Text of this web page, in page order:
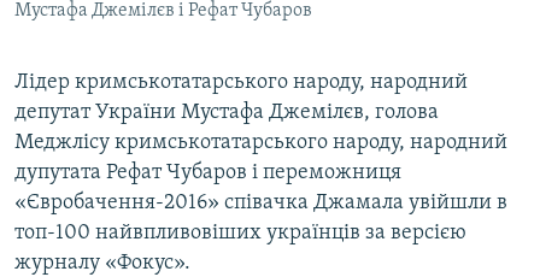
ІНФОГРАФІКА
ДОЛУЧАЙСЯ!
Усі сайти RFE/RL
Мустафа Джемілєв і Рефат Чубаров
Лідер кримськотатарського народу, народний
депутат України Мустафа Джемілєв, голова
Меджлісу кримськотатарського народу, народний
дупутата Рефат Чубаров і переможниця
«Євробачення-2016» співачка Джамала увійшли в
топ-100 найвпливовіших українців за версією
журналу «Фокус».